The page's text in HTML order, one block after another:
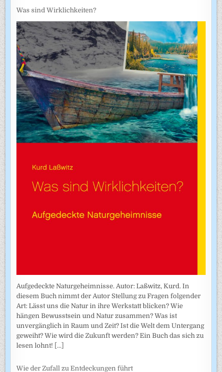
Was sind Wirklichkeiten?
Aufgedeckte Naturgeheimnisse. Autor: Laßwitz, Kurd. In
diesem Buch nimmt der Autor Stellung zu Fragen folgender
Art: Lässt uns die Natur in ihre Werkstatt blicken? Wie
hängen Bewusstsein und Natur zusammen? Was ist
unvergänglich in Raum und Zeit? Ist die Welt dem Untergang
geweiht? Wie wird die Zukunft werden? Ein Buch das sich zu
lesen lohnt! [...]
Wie der Zufall zu Entdeckungen führt